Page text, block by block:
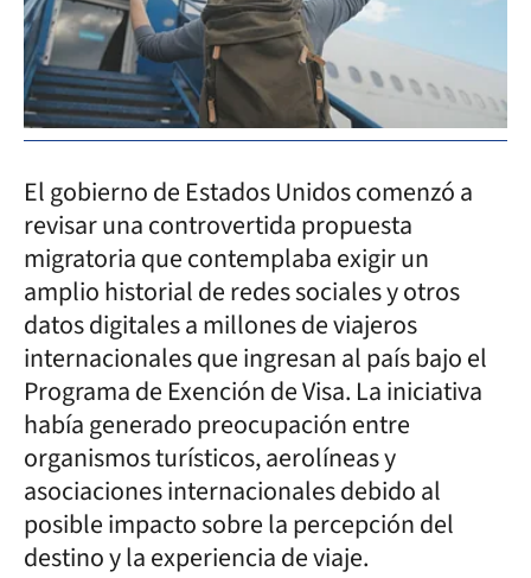
El gobierno de Estados Unidos comenzó a
revisar una controvertida propuesta
migratoria que contemplaba exigir un
amplio historial de redes sociales y otros
datos digitales a millones de viajeros
internacionales que ingresan al país bajo el
Programa de Exención de Visa. La iniciativa
había generado preocupación entre
organismos turísticos, aerolíneas y
asociaciones internacionales debido al
posible impacto sobre la percepción del
destino y la experiencia de viaje.